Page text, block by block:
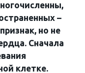
–
но не
Сначала
клетке.